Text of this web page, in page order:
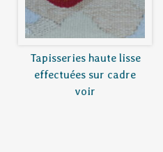
Tapisseries haute lisse
effectuées sur cadre
voir